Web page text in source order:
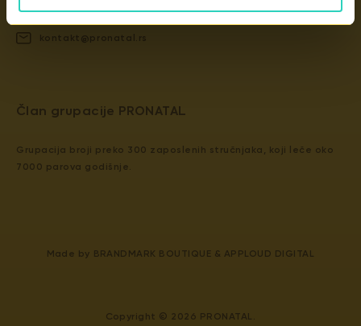
​​Član grupacije PRONATAL
Grupacija broji preko 300 zaposlenih stručnjaka, koji leče oko
7000 parova godišnje.
+381 11 439 4840
kontakt@pronatal.rs
Copyright © 2026 PRONATAL.
Made by BRANDMARK BOUTIQUE & APPLOUD DIGITAL